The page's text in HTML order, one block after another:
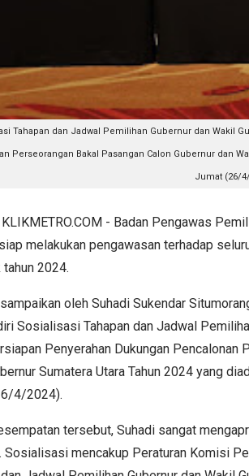
Tahapan dan Jadwal Pemilihan Gubernur dan Wakil
Perseorangan Bakal Pasangan Calon Gubernur dan
Jumat (26/
KLIKMETRO.COM - Badan Pengawas
melakukan pengawasan terhadap
2024.
oleh Suhadi Sukendar
Sosialisasi Tahapan dan Jadwal
Penyerahan Dukungan Pencalonan
Sumatera Utara Tahun 2024 yang
4/2024).
tersebut, Suhadi sangat
Sosialisasi mencakup Peraturan Komisi